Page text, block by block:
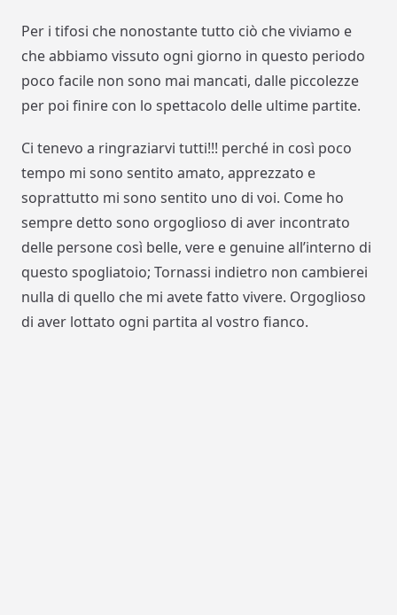
Per i tifosi che nonostante tutto ciò che viviamo e
che abbiamo vissuto ogni giorno in questo periodo
poco facile non sono mai mancati, dalle piccolezze
per poi finire con lo spettacolo delle ultime partite.
Ci tenevo a ringraziarvi tutti!!! perché in così poco
tempo mi sono sentito amato, apprezzato e
soprattutto mi sono sentito uno di voi. Come ho
sempre detto sono orgoglioso di aver incontrato
delle persone così belle, vere e genuine all’interno di
questo spogliatoio; Tornassi indietro non cambierei
nulla di quello che mi avete fatto vivere. Orgoglioso
di aver lottato ogni partita al vostro fianco.